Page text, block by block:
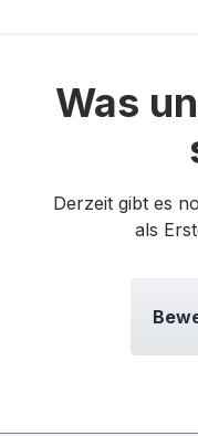
Was
Derzeit gibt es
als